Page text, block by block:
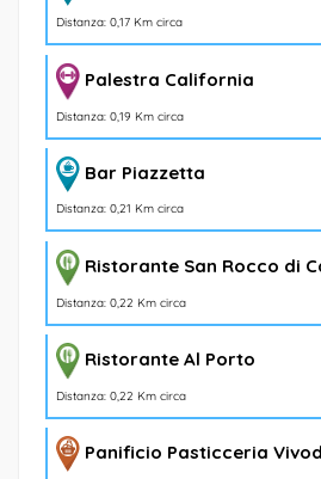
Distanza: 0,17 Km circa
Palestra California
Distanza: 0,19 Km circa
Bar Piazzetta
Distanza: 0,21 Km circa
Ristorante San Rocco di
Distanza: 0,22 Km circa
Ristorante Al Porto
Distanza: 0,22 Km circa
Panificio Pasticceria